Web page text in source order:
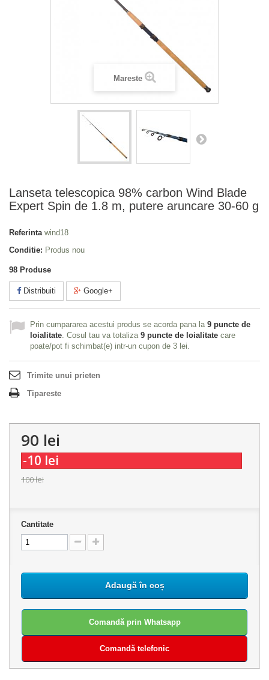
Mareste
Lanseta telescopica 98% carbon Wind Blade
Expert Spin de 1.8 m, putere aruncare 30-60 g
Referinta wind18
Conditie: Produs nou
98 Produse
Distribuiti Google+
Prin cumpararea acestui produs se acorda pana la 9 puncte de
loialitate . Cosul tau va totaliza 9 puncte de loialitate care
poate/pot fi schimbat(e) intr-un cupon de 3 lei
Trimite unui prieten
Tipareste
90 lei
-10 lei
100 lei
Cantitate
Adaugă în coș
Comandă prin Whatsapp
Comandă telefonic